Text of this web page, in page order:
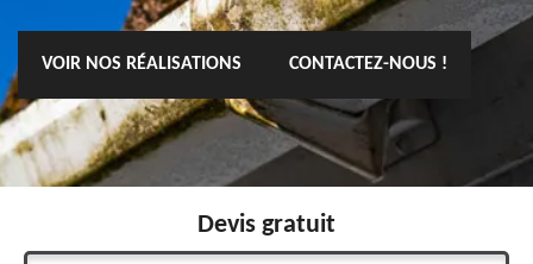
VOIR NOS RÉALISATIONS CONTACTEZ-NOUS !
Devis gratuit